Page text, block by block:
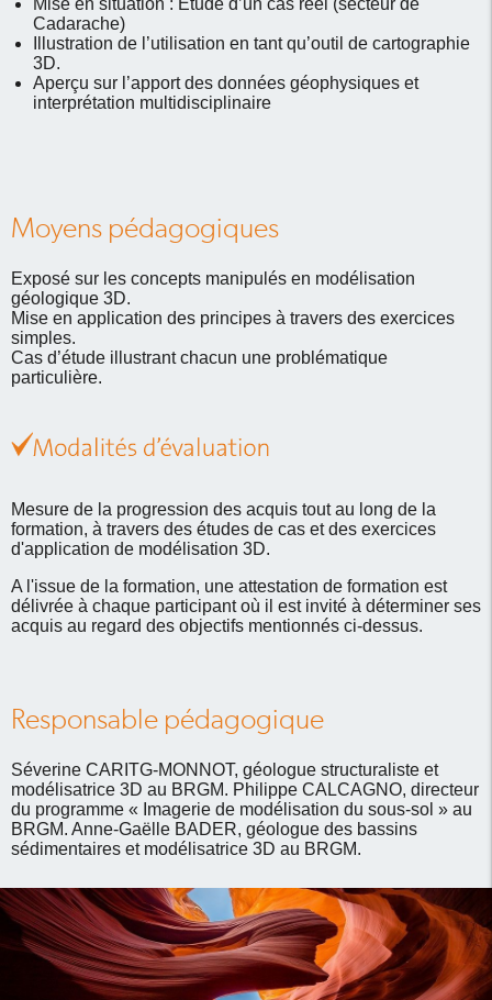
Cadarache)
Illustration de l’utilisation en tant qu’outil de cartographie
3D.
Aperçu sur l’apport des données géophysiques et
interprétation multidisciplinaire
Moyens pédagogiques
Exposé sur les concepts manipulés en modélisation
géologique 3D.
Mise en application des principes à travers des exercices
simples.
Cas d’étude illustrant chacun une problématique
particulière.
Mesure de la progression des acquis tout au long de la
formation, à travers des études de cas et des exercices
d'application de modélisation 3D.
A l'issue de la formation, une attestation de formation est
délivrée à chaque participant où il est invité à déterminer ses
acquis au regard des objectifs mentionnés ci-dessus.
Responsable pédagogique
Séverine CARITG-MONNOT, géologue structuraliste et
modélisatrice 3D au BRGM. Philippe CALCAGNO, directeur
du programme « Imagerie de modélisation du sous-sol » au
BRGM. Anne-Gaëlle BADER, géologue des bassins
sédimentaires et modélisatrice 3D au BRGM.